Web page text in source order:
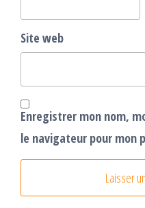
Site web
Enregistrer mon nom,
le navigateur pour mon